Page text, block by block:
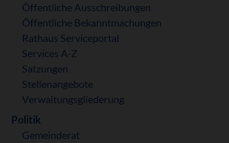
Öffentliche Ausschreibungen
Öffentliche Bekanntmachungen
Rathaus Serviceportal
Services A-Z
Satzungen
Stellenangebote
Verwaltungsgliederung
Politik
Gemeinderat